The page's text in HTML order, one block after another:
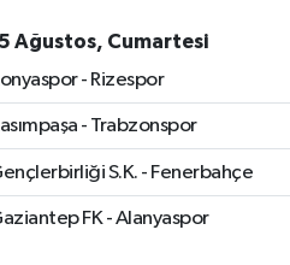
Ağustos, Cumartesi
- Rizespor
- Trabzonspor
S.K. - Fenerbahçe
FK - Alanyaspor